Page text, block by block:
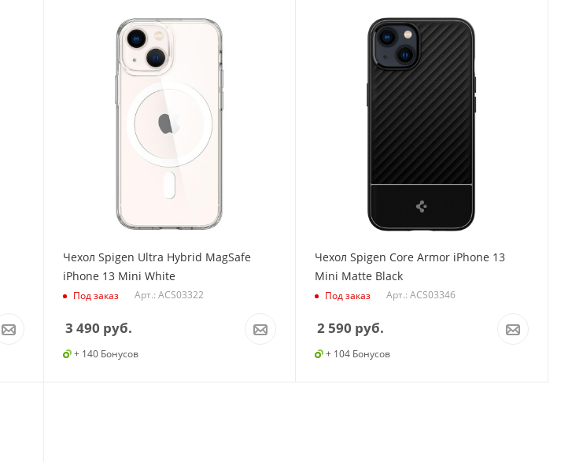
Чехол Spigen Ultra Hybrid MagSafe
iPhone 13 Mini White
Под заказ Арт.: ACS03322
3 490 руб.
+ 140 Бонусов
Чехол Spigen Core Armor iPhone 13
Mini Matte Black
Под заказ Арт.: ACS03346
2 590 руб.
+ 104 Бонусов